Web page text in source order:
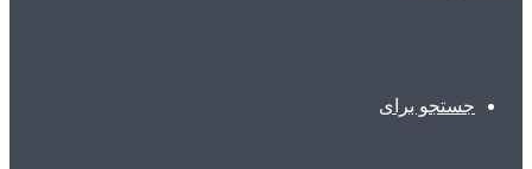
جستجو برای